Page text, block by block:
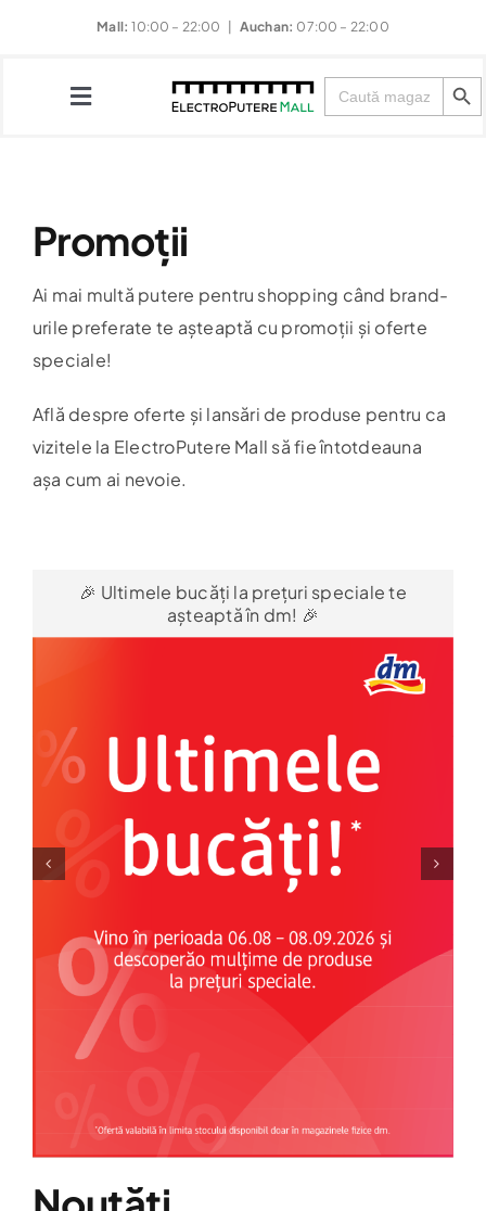
Mall: 10:00 – 22:00 | Auchan: 07:00 – 22:00
Toggle
Restaurante
Divertisment
Noutăți & Promoții
Search
for:
Search Button
Promoții
Ai mai multă putere pentru shopping când brand-
urile preferate te așteaptă cu promoții și oferte
speciale!
Află despre oferte și lansări de produse pentru ca
vizitele la ElectroPutere Mall să fie întotdeauna
așa cum ai nevoie.
🎉 Ultimele bucăți la prețuri speciale te
așteaptă în dm! 🎉